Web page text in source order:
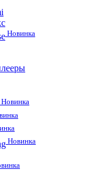
Новинка
Новинка
Новинка